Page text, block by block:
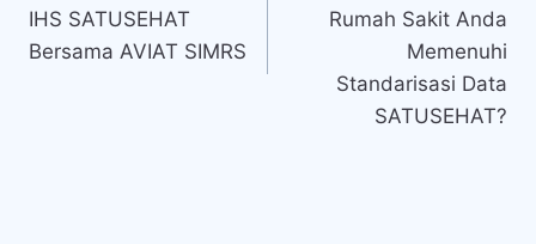
IHS SATUSEHAT
Bersama AVIAT SIMRS
Rumah Sakit Anda
Memenuhi
Standarisasi Data
SATUSEHAT?